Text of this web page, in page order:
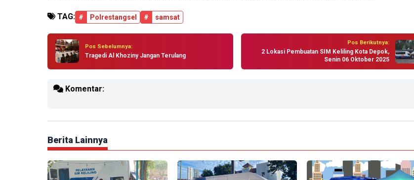
TAG: # Polrestangsel # samsat
Pos Sebelumnya:
Tragedi Al Khoziny Jangan Terulang
Pos Berikutnya:
2 Lokasi Pembuatan SIM Keliling Kota Depok,
Senin 06 Oktober 2025
Komentar:
Berita Lainnya